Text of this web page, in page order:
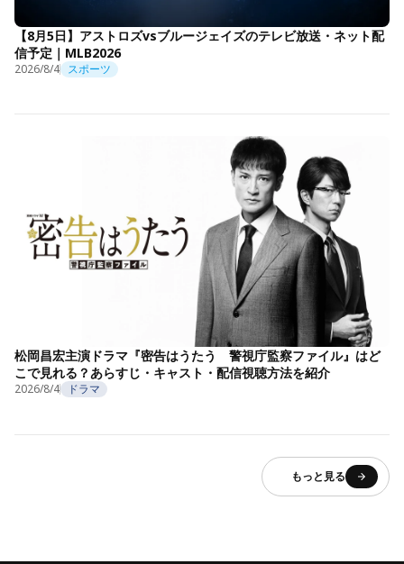
【8月5日】アストロズvsブルージェイズのテレビ放送・ネット配
信予定｜MLB2026
2026/8/4 スポーツ
松岡昌宏主演ドラマ『密告はうたう 警視庁監察ファイル』はど
こで見れる？あらすじ・キャスト・配信視聴方法を紹介
2026/8/4 ドラマ
もっと見る